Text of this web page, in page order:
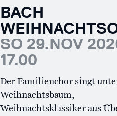
BACH
SO 29.NOV
17.00
Der Familienchor singt
Weihnachtsbaum,
Weihnachtsklassiker aus